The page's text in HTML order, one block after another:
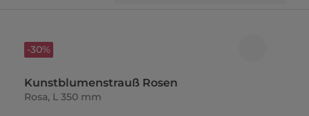
-30%
Kunstblumenstrauß Rosen
Rosa, L 350 mm